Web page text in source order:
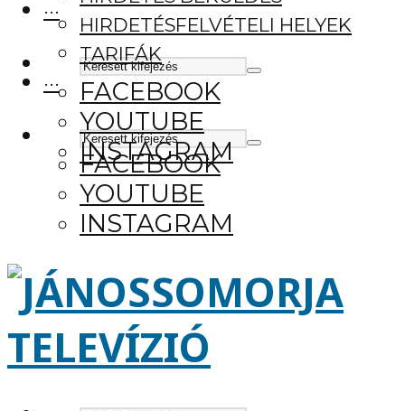
···
FACEBOOK
YOUTUBE
INSTAGRAM
HIRDETÉSFELVÉTELI HELYEK
TARIFÁK
···
FACEBOOK
YOUTUBE
INSTAGRAM